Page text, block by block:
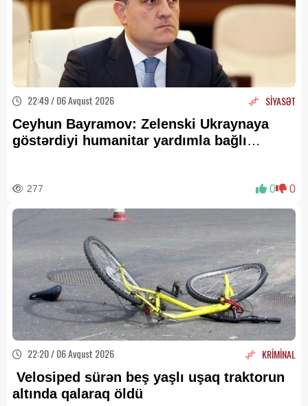
22:49 / 06 Avqust 2026 SİYASƏT
Ceyhun Bayramov: Zelenski Ukraynaya
göstərdiyi humanitar yardımla bağlı
277 0 0
22:20 / 06 Avqust 2026 KRİMİNAL
Velosiped sürən beş yaşlı uşaq traktorun
altında qalaraq öldü